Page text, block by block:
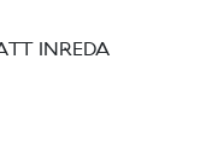
INREDA